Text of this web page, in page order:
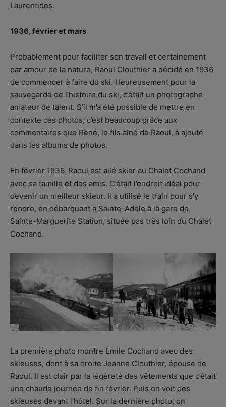
Laurentides.
1936, février et mars
Probablement pour faciliter son travail et certainement
par amour de la nature, Raoul Clouthier a décidé en 1936
de commencer à faire du ski. Heureusement pour la
sauvegarde de l’histoire du ski, c’était un photographe
amateur de talent. S’il m’a été possible de mettre en
contexte ces photos, c’est beaucoup grâce aux
commentaires que René, le fils aîné de Raoul, a ajouté
dans les albums de photos.
En février 1936, Raoul est allé skier au Chalet Cochand
avec sa famille et des amis. C’était l’endroit idéal pour
devenir un meilleur skieur. Il a utilisé le train pour s’y
rendre, en débarquant à Sainte-Adèle à la gare de
Sainte-Marguerite Station, située pas très loin du Chalet
Cochand.
La première photo montre Émile Cochand avec des
skieuses, dont à sa droite Jeanne Clouthier, épouse de
Raoul. Il est clair par la légèreté des vêtements que c’était
une chaude journée de fin février. Puis on voit des
skieuses devant l’hôtel. Sur la dernière photo, on